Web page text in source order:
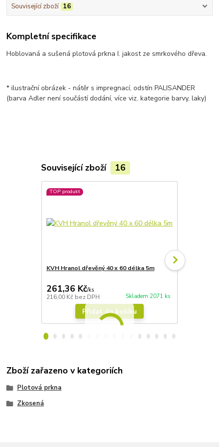
Související zboží 16
Kompletní specifikace
Hoblovaná a sušená plotová prkna I. jakost ze smrkového dřeva.
* ilustrační obrázek - nátěr s impregnací, odstín PALISANDER
(barva Adler není součástí dodání, více viz. kategorie barvy, laky)
Související zboží 16
TOP produkt
KVH Hranol dřevěný 40 x 60 délka 5m
261,36 Kč/ks
216,00 Kč bez DPH Skladem 2071 ks
Přidat do košíku
Lazura
Zboží zařazeno v kategoriích
Plotová prkna
Zkosená